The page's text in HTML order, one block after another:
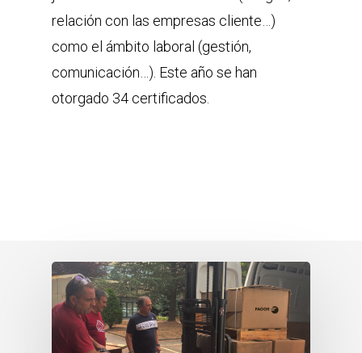
relación con las empresas cliente…)
como el ámbito laboral (gestión,
comunicación…). Este año se han
otorgado 34 certificados.